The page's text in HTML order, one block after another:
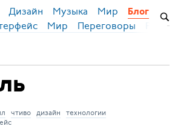
Дизайн Музыка Мир Блог
Мир Переговоры
чтиво дизайн
технологии